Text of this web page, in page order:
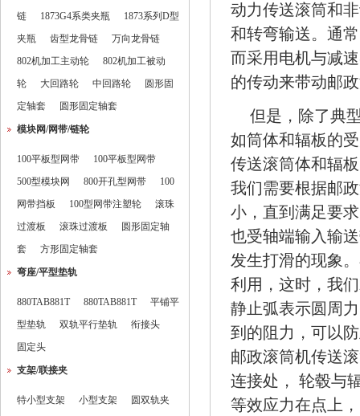
链
1873G4系类夹瓶
1873系列D型
夹瓶
齿型龙骨链
万向龙骨链
802机加工主动轮
802机加工被动
轮
大回路轮 中回路轮
圆形固
定轴套
圆形固定轴套
模块网/网带/链轮
100平板型网带
100平板型网带
500型模块网
800开孔型网带
100
网带挡板
100型网带注塑轮
滚珠
过渡板
滚珠过渡板
圆形固定轴
套
方形固定轴套
弯座/平型垫轨
880TAB881T 880TAB881T
平铺平
型垫轨
双轨平行垫轨
衔接头
固定头
支架/联接夹
特小型支架 小型支架
圆双轨夹
动力传送滚筒和
和转弯输送。通
而采用电机与减
的传动来带动邮
但是，除了典
如筒体和辐板的
传送滚筒体和辐
我们需要根据邮
小，直到满足要
也受轴端输入输
发生打滑的现象
利用，这时，我
静止弧表示圆周
到的阻力，可以
邮政滚筒机传送
连接处， 轮毂与
等效应力在点上